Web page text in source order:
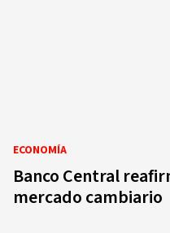
ECONOMÍA
Banco Central
mercado cambiario